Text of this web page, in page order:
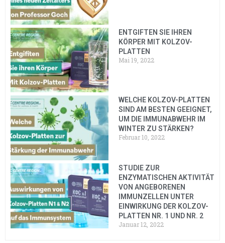
ENTGIFTEN SIE IHREN
KÖRPER MIT KOLZOV-
PLATTEN
Mai 19, 2022
WELCHE KOLZOV-PLATTEN
SIND AM BESTEN GEEIGNET,
UM DIE IMMUNABWEHR IM
WINTER ZU STÄRKEN?
Februar 10, 2022
STUDIE ZUR
ENZYMATISCHEN AKTIVITÄT
VON ANGEBORENEN
IMMUNZELLEN UNTER
EINWIRKUNG DER KOLZOV-
PLATTEN NR. 1 UND NR. 2
Januar 12, 2022